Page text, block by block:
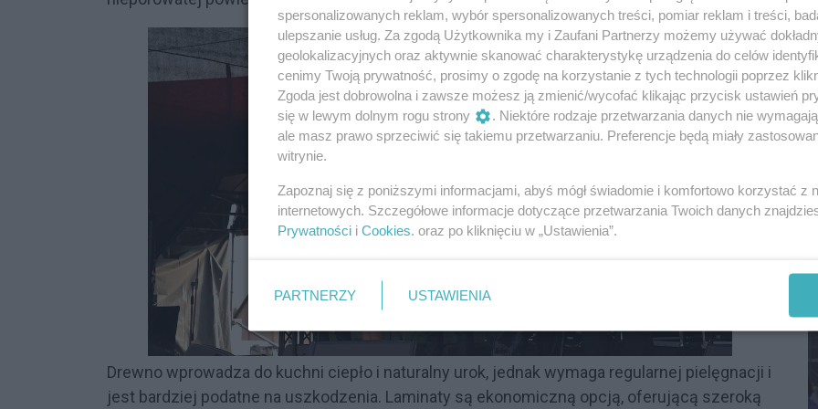
Drewno wprowadza do kuchni ciepło i naturalny urok, jednak wymaga regularnej pielęgnacji i
jest bardziej podatne na uszkodzenia. Laminaty są ekonomiczną opcją, oferującą szeroką
spersonalizowanych reklam, wybór spersonalizowanych treści, pomiar reklam i treści,
ulepszanie usług. Za zgodą Użytkownika my i Zaufani Partnerzy możemy używać
geolokalizacyjnych oraz aktywnie skanować charakterystykę urządzenia do celów
cenimy Twoją prywatność, prosimy o zgodę na korzystanie z tych technologii poprzez
Zgoda jest dobrowolna i zawsze możesz ją zmienić/wycofać klikając przycisk ustawień
się w lewym dolnym rogu strony
. Niektóre rodzaje przetwarzania danych nie
ale masz prawo sprzeciwić się takiemu przetwarzaniu. Preferencje będą miały
witrynie.
Zapoznaj się z poniższymi informacjami, abyś mógł świadomie i komfortowo korzystać z
internetowych. Szczegółowe informacje dotyczące przetwarzania Twoich danych
Prywatności i Cookies. oraz po kliknięciu w „Ustawienia”.
PARTNERZY USTAWIENIA